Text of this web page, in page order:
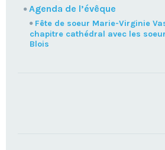
Agenda de l’évêque
Fête de soeur Marie-Virginie
chapitre cathédral avec les
Blois